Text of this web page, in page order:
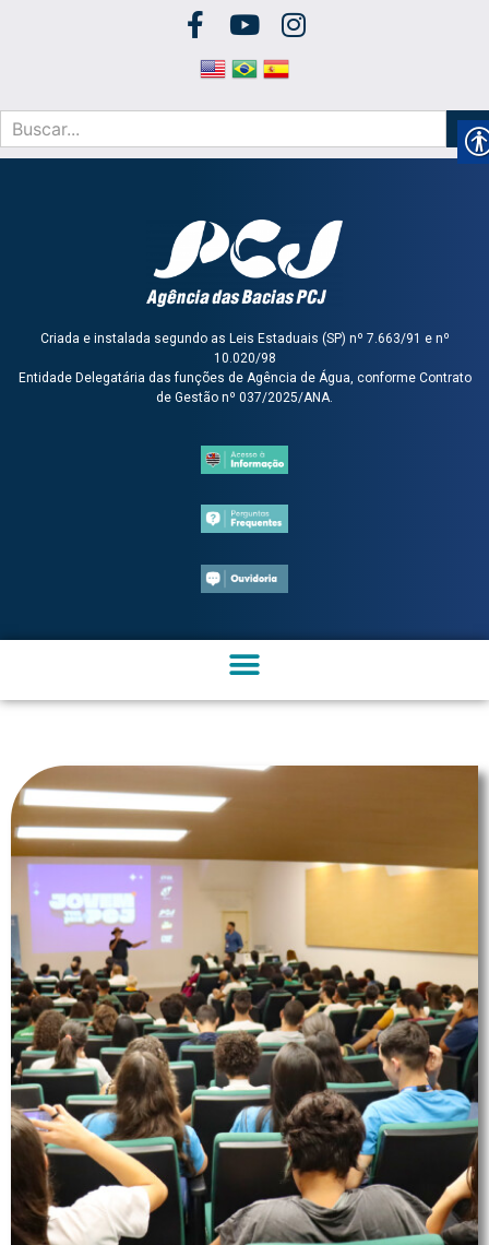
Criada e instalada segundo as Leis Estaduais (SP) nº 7.663/91 e nº
10.020/98
Entidade Delegatária das funções de Agência de Água, conforme Contrato
de Gestão nº 037/2025/ANA.